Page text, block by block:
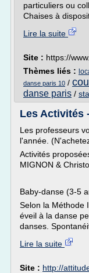
particuliers ou
Chaises à
Lire la suite
Site : https://
Thèmes liés :
danse paris 10 /
danse paris /
Les Activités
Les professeurs
l'année.
Activités
MIGNON &
Baby-danse (3-5
Selon la Méthode
éveil à la danse
danses.
Lire la suite
Site : http://